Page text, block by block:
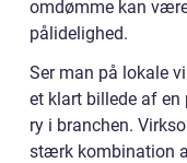
omdømme kan
pålidelighed.
Ser man på lokale
et klart billede af en
ry i branchen.
stærk kombination